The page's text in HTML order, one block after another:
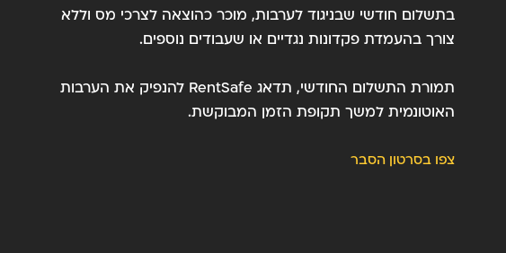
בתשלום חודשי שבניגוד לערבות, מוכר כהוצאה לצרכי מס וללא
צורך בהעמדת פקדונות נגדיים או שעבודים נוספים.
תמורת התשלום החודשי, תדאג RentSafe להנפיק את הערבות
האוטונמית למשך תקופת הזמן המבוקשת.
צפו בסרטון הסבר